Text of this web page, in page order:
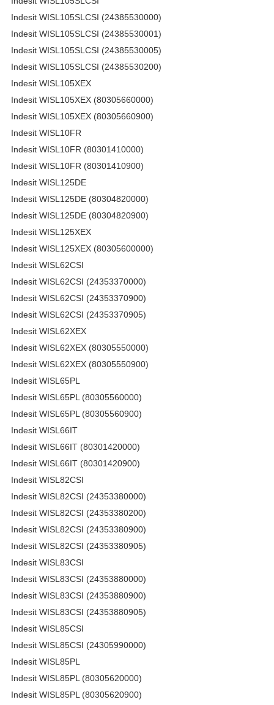
Indesit WISL105SLCSI (24385530000)
Indesit WISL105SLCSI (24385530001)
Indesit WISL105SLCSI (24385530005)
Indesit WISL105SLCSI (24385530200)
Indesit WISL105XEX
Indesit WISL105XEX (80305660000)
Indesit WISL105XEX (80305660900)
Indesit WISL10FR
Indesit WISL10FR (80301410000)
Indesit WISL10FR (80301410900)
Indesit WISL125DE
Indesit WISL125DE (80304820000)
Indesit WISL125DE (80304820900)
Indesit WISL125XEX
Indesit WISL125XEX (80305600000)
Indesit WISL62CSI
Indesit WISL62CSI (24353370000)
Indesit WISL62CSI (24353370900)
Indesit WISL62CSI (24353370905)
Indesit WISL62XEX
Indesit WISL62XEX (80305550000)
Indesit WISL62XEX (80305550900)
Indesit WISL65PL
Indesit WISL65PL (80305560000)
Indesit WISL65PL (80305560900)
Indesit WISL66IT
Indesit WISL66IT (80301420000)
Indesit WISL66IT (80301420900)
Indesit WISL82CSI
Indesit WISL82CSI (24353380000)
Indesit WISL82CSI (24353380200)
Indesit WISL82CSI (24353380900)
Indesit WISL82CSI (24353380905)
Indesit WISL83CSI
Indesit WISL83CSI (24353880000)
Indesit WISL83CSI (24353880900)
Indesit WISL83CSI (24353880905)
Indesit WISL85CSI
Indesit WISL85CSI (24305990000)
Indesit WISL85PL
Indesit WISL85PL (80305620000)
Indesit WISL85PL (80305620900)